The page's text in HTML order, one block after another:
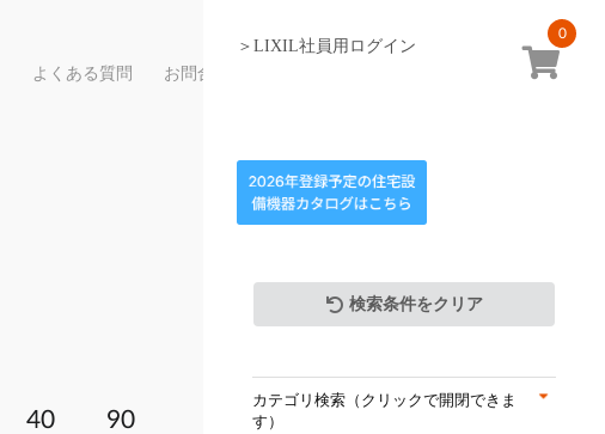
よくある質問 お問合せ
40 90
＞LIXIL社員用ログイン
0
検索条件をクリア
カテゴリ検索（クリックで開閉できま
す）